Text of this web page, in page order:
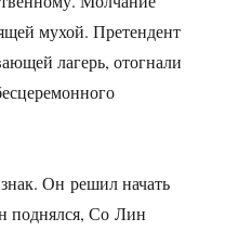
мухой. Претендент
лагерь, отогнали
Он решил начать
поднялся, Со Лин